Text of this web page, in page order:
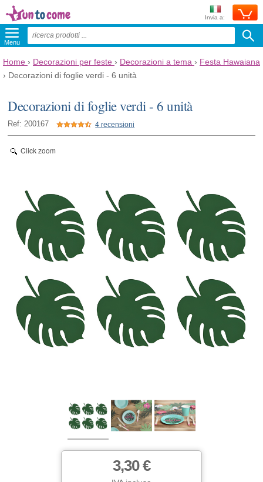
Invia a:
Menu
Home › Decorazioni per feste › Decorazioni a tema › Festa Hawaiana
› Decorazioni di foglie verdi - 6 unità
Decorazioni di foglie verdi - 6 unità
Ref: 200167 4 recensioni
Click zoom
3,30 €